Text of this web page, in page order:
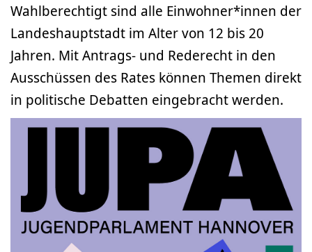
Wahlberechtigt sind alle Einwohner*innen der
Landeshauptstadt im Alter von 12 bis 20
Jahren. Mit Antrags- und Rederecht in den
Ausschüssen des Rates können Themen direkt
in politische Debatten eingebracht werden.